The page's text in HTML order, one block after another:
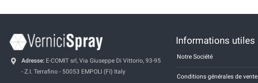
Adresse: E-COMIT srl, Via Giuseppe Di Vittorio, 93-95
- Z.I. Terrafino - 50053 EMPOLI (FI) Italy
Informations utiles
Notre Société
Conditions générales de vente